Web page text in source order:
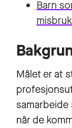
Barn
Målet er at
samarbeide
når de